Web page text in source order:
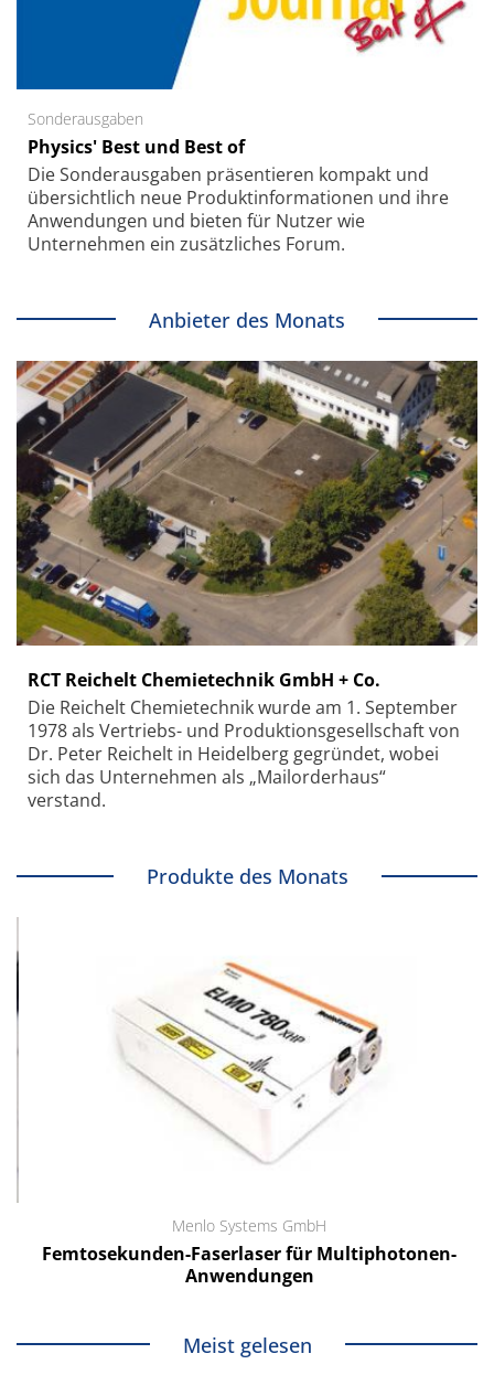
Sonderausgaben
Physics' Best und Best of
Die Sonder­ausgaben präsentieren kompakt und
übersichtlich neue Produkt­informationen und ihre
Anwendungen und bieten für Nutzer wie
Unternehmen ein zusätzliches Forum.
Anbieter des Monats
RCT Reichelt Chemietechnik GmbH + Co.
Die Reichelt Chemietechnik wurde am 1. September
1978 als Vertriebs- und Produktionsgesellschaft von
Dr. Peter Reichelt in Heidelberg gegründet, wobei
sich das Unternehmen als „Mailorderhaus“
verstand.
Produkte des Monats
Menlo Systems GmbH
Femtosekunden-Faserlaser für Multiphotonen-
Anwendungen
Meist gelesen